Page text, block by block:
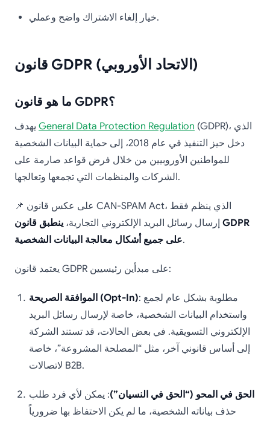
خيار إلغاء الاشتراك واضح وعملي.
قانون GDPR (الاتحاد الأوروبي)
ما هو قانون GDPR؟
General Data Protection Regulation (GDPR)، الذي
دخل حيز التنفيذ في عام 2018، إلى حماية البيانات الشخصية
للمواطنين الأوروبيين من خلال فرض قواعد صارمة على
الشركات والمنظمات التي تجمعها وتعالجها.
📌 على عكس قانون CAN-SPAM Act، الذي ينظم فقط
إرسال رسائل البريد الإلكتروني التجارية، ينطبق قانون GDPR
على جميع أشكال معالجة البيانات الشخصية.
يعتمد قانون GDPR على مبدأين رئيسيين:
الموافقة الصريحة (Opt-In): مطلوبة بشكل عام لجمع
واستخدام البيانات الشخصية، خاصة لإرسال رسائل البريد
الإلكتروني التسويقية. في بعض الحالات، قد تستند الشركة
إلى أساس قانوني آخر، مثل “المصلحة المشروعة”، خاصة
لاتصالات B2B.
الحق في المحو (“الحق في النسيان”): يمكن لأي فرد طلب
حذف بياناته الشخصية، ما لم يكن الاحتفاظ بها ضرورياً